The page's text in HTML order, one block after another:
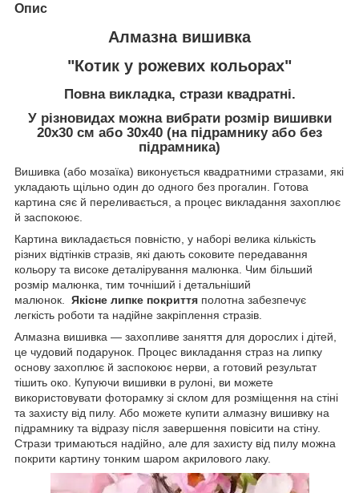
Опис
Алмазна вишивка
"Котик у рожевих кольорах"
Повна викладка, стрази квадратні.
У різновидах можна вибрати розмір вишивки
20х30 см або 30х40 (на підрамнику або без
підрамника)
Вишивка (або мозаїка) виконується квадратними стразами, які
укладають щільно один до одного без прогалин. Готова
картина сяє й переливається, а процес викладання захоплює
й заспокоює.
Картина викладається повністю, у наборі велика кількість
різних відтінків стразів, які дають соковите передавання
кольору та високе деталірування малюнка. Чим більший
розмір малюнка, тим точніший і детальніший
малюнок. Якісне липке покриття полотна забезпечує
легкість роботи та надійне закріплення стразів.
Алмазна вишивка — захопливе заняття для дорослих і дітей,
це чудовий подарунок. Процес викладання страз на липку
основу захоплює й заспокоює нерви, а готовий результат
тішить око. Купуючи вишивки в рулоні, ви можете
використовувати фоторамку зі склом для розміщення на стіні
та захисту від пилу. Або можете купити алмазну вишивку на
підрамнику та відразу після завершення повісити на стіну.
Стрази тримаються надійно, але для захисту від пилу можна
покрити картину тонким шаром акрилового лаку.